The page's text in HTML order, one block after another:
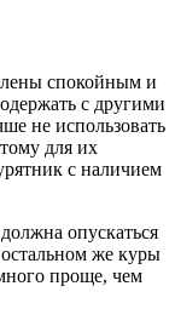
спокойным и
с другими
не использовать
для их
с наличием
опускаться
же куры
проще, чем